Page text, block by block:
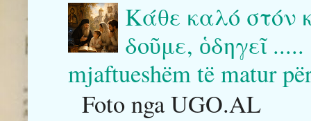
Κάθε καλό στόν
δοῦμε, ὁδηγεῖ
mjaftueshëm të matur
Foto nga UGO.AL